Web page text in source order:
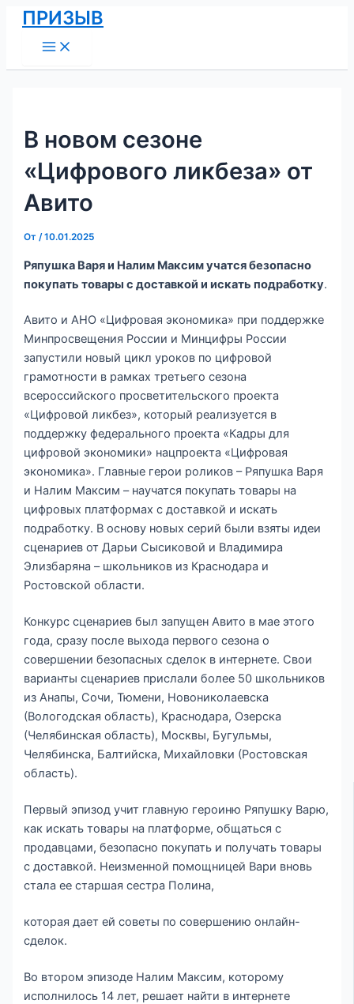
Перейти
содержимому
ПРИЗЫВ
Menu
В новом сезоне
«Цифрового ликбеза» от
Авито
От/10.01.2025
Ряпушка Варя и Налим Максим учатся безопасно
покупать товары с доставкой и искать подработку.
Авито и АНО «Цифровая экономика» при поддержке
Минпросвещения России и Минцифры России
запустили новый цикл уроков по цифровой
грамотности в рамках третьего сезона
всероссийского просветительского проекта
«Цифровой ликбез», который реализуется в
поддержку федерального проекта «Кадры для
цифровой экономики» нацпроекта «Цифровая
экономика». Главные герои роликов – Ряпушка Варя
и Налим Максим – научатся покупать товары на
цифровых платформах с доставкой и искать
подработку. В основу новых серий были взяты идеи
сценариев от Дарьи Сысиковой и Владимира
Элизбаряна – школьников из Краснодара и
Ростовской области.
Конкурс сценариев был запущен Авито в мае этого
года, сразу после выхода первого сезона о
совершении безопасных сделок в интернете. Свои
варианты сценариев прислали более 50 школьников
из Анапы, Сочи, Тюмени, Новониколаевска
(Вологодская область), Краснодара, Озерска
(Челябинская область), Москвы, Бугульмы,
Челябинска, Балтийска, Михайловки (Ростовская
область).
Первый эпизод учит главную героиню Ряпушку Варю,
как искать товары на платформе, общаться с
продавцами, безопасно покупать и получать товары
с доставкой. Неизменной помощницей Вари вновь
стала ее старшая сестра Полина,
которая дает ей советы по совершению онлайн-
сделок.
Во втором эпизоде Налим Максим, которому
исполнилось 14 лет, решает найти в интернете
Навигация
по
записям